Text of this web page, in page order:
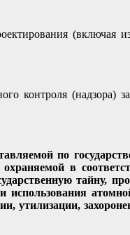
(включая
контроля (надзора)
по
в
тайну,
утилизации,